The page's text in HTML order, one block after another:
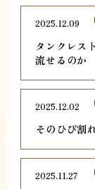
タンクレス
流せるのか
2025.12.09
そのひび割
2025.12.02
2025.11.27